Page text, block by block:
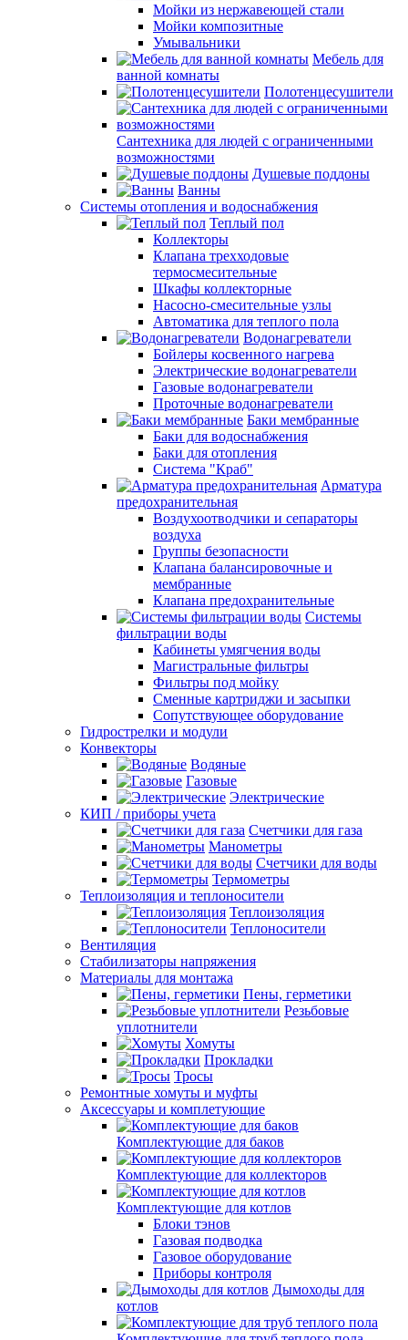
Мойки из нержавеющей стали
Мойки композитные
Умывальники
Мебель для
ванной комнаты
Полотенцесушители
Сантехника для людей с ограниченными
возможностями
Душевые поддоны
Ванны
Системы отопления и водоснабжения
Теплый пол
Коллекторы
Клапана трехходовые
термосмесительные
Шкафы коллекторные
Насосно-смесительные узлы
Автоматика для теплого пола
Водонагреватели
Бойлеры косвенного нагрева
Электрические водонагреватели
Газовые водонагреватели
Проточные водонагреватели
Баки мембранные
Баки для водоснабжения
Баки для отопления
Система "Краб"
Арматура
предохранительная
Воздухоотводчики и сепараторы
воздуха
Группы безопасности
Клапана балансировочные и
мембранные
Клапана предохранительные
Системы
фильтрации воды
Кабинеты умягчения воды
Магистральные фильтры
Фильтры под мойку
Сменные картриджи и засыпки
Сопутствующее оборудование
Гидрострелки и модули
Конвекторы
Водяные
Газовые
Электрические
КИП / приборы учета
Счетчики для газа
Манометры
Счетчики для воды
Термометры
Теплоизоляция и теплоносители
Теплоизоляция
Теплоносители
Вентиляция
Стабилизаторы напряжения
Материалы для монтажа
Пены, герметики
Резьбовые
уплотнители
Хомуты
Прокладки
Тросы
Ремонтные хомуты и муфты
Аксессуары и комплетующие
Комплектующие для баков
Комплектующие для коллекторов
Комплектующие для котлов
Блоки тэнов
Газовая подводка
Газовое оборудование
Приборы контроля
Дымоходы для
котлов